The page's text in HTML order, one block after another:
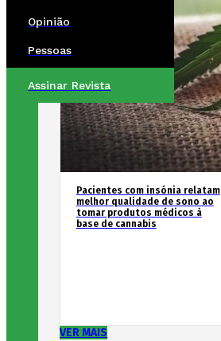
Opinião
Pessoas
Assinar Revista
Pacientes com insónia relatam
melhor qualidade de sono ao
tomar produtos médicos à
base de cannabis
VER MAIS